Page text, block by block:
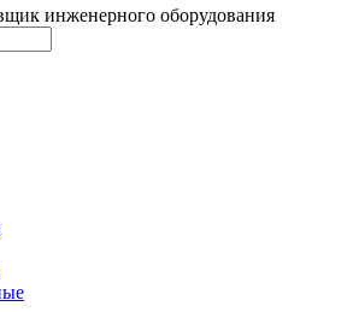
инженерного оборудования